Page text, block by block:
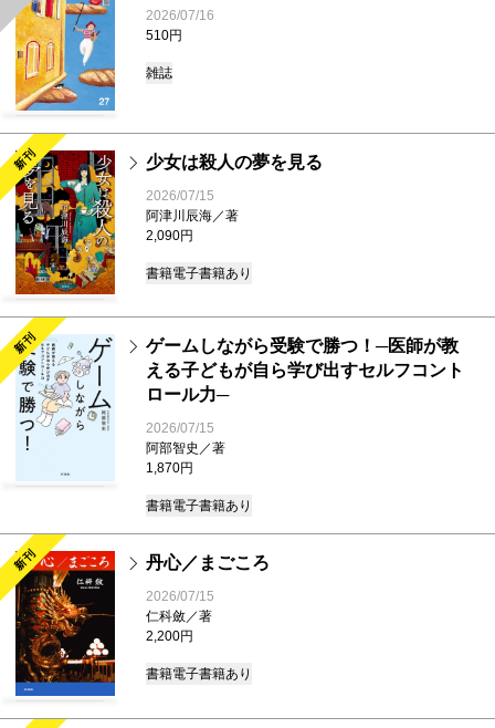
2026/07/16
510円
雑誌
新刊 少女は殺人の夢を見る
2026/07/15
阿津川辰海／著
2,090円
書籍電子書籍あり
新刊
ゲームしながら受験で勝つ！─医師が教
える子どもが自ら学び出すセルフコント
ロール力─
2026/07/15
阿部智史／著
1,870円
書籍電子書籍あり
新刊 丹心／まごころ
2026/07/15
仁科斂／著
2,200円
書籍電子書籍あり